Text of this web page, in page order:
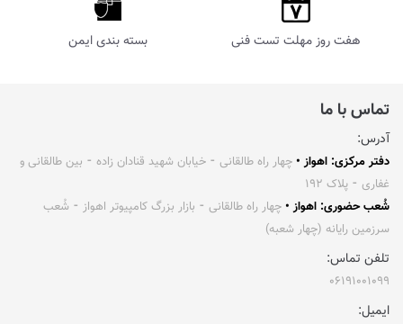
هفت روز مهلت تست فنی بسته بندی ایمن
تماس با ما
آدرس:
دفتر مرکزی: اهواز • چهار راه طالقانی ⁃ خیابان شهید قنادان زاده ⁃ بین طالقانی و
غفاری ⁃ پلاک ۱۹۲
شُعب حضوری: اهواز • چهار راه طالقانی ⁃ بازار بزرگ کامپیوتر اهواز ⁃ شُعب
سرزمین رایانه (چهار شعبه)
تلفن تماس:
۰۶۱۹۱۰۰۱۰۹۹
ایمیل: